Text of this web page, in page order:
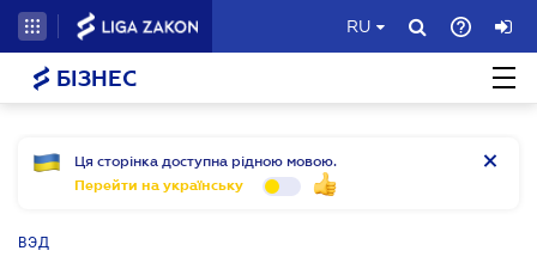
RU
БІЗНЕС
Ця сторінка доступна рідною мовою.
Перейти на українську
ВЭД